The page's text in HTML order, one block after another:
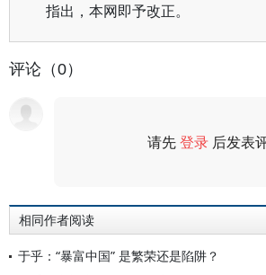
指出，本网即予改正。
评论（0）
请先登录 后发表
相同作者阅读
于乎：“暴富中国” 是繁荣还是陷阱？